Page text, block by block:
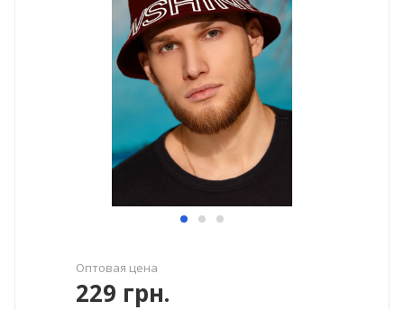
Оптовая цена
229 грн.